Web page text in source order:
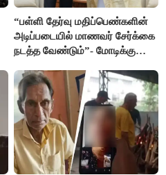
“பள்ளி தேர்வு மதிப்பெண்களின்
அடிப்படையில் மாணவர் சேர்க்கை
நடத்த வேண்டும்”- மோடிக்கு